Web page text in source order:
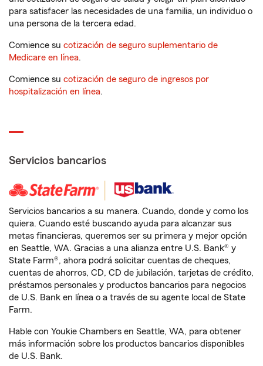
para satisfacer las necesidades de una familia, un individuo o
una persona de la tercera edad.
Comience su cotización de seguro suplementario de
Medicare en línea.
Comience su cotización de seguro de ingresos por
hospitalización en línea.
Servicios bancarios
Servicios bancarios a su manera. Cuando, donde y como los
quiera. Cuando esté buscando ayuda para alcanzar sus
metas financieras, queremos ser su primera y mejor opción
en Seattle, WA. Gracias a una alianza entre U.S. Bank® y
State Farm®, ahora podrá solicitar cuentas de cheques,
cuentas de ahorros, CD, CD de jubilación, tarjetas de crédito,
préstamos personales y productos bancarios para negocios
de U.S. Bank en línea o a través de su agente local de State
Farm.
Hable con Youkie Chambers en Seattle, WA, para obtener
más información sobre los productos bancarios disponibles
de U.S. Bank.